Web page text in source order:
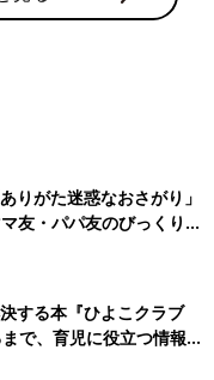
りがた迷惑なおさがり」
友・パパ友のびっくりエ
する本『ひよこクラブ
で、育児に役立つ情報が